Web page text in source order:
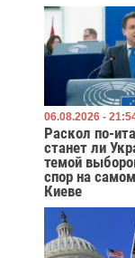
06.08.2026 -
Раскол по-
станет ли
темой
спор на
Киеве